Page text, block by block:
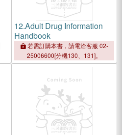
12.Adult Drug Information
Handbook
若需訂購本書，請電洽客服 02-
25006600[分機130、131]。